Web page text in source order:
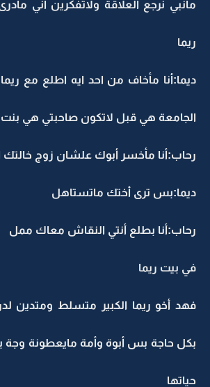
مانبي نرجع العلاقة ولاتفكرين أني
ريما
ديما:أنا مأخاف من احد ايه اطلع مع
الجامعة هي قبل لاتكون صاحبتي هي بنت
رحاب:أنا مأخسر أبوك علشان زوج خالتك
ديما:بس ترى أختك ماتستاهل
رحاب:أنا بطلع أنتي النقاش معاك ممل
في بيت ريما
فهد أخو ريما الكبير متسلط ومتدين
بكل حاجة بس أبوة وأمة مايعطونة وجة
حياتها